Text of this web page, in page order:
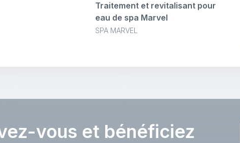
SPA MARVEL
Traitement et revitalisant pour
eau de spa Marvel
vous et bénéficiez